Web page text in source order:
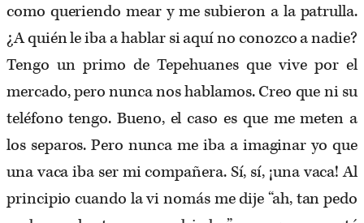
como queriendo mear y me subieron a la patrulla.
¿A quién le iba a hablar si aquí no conozco a nadie?
Tengo un primo de Tepehuanes que vive por el
mercado, pero nunca nos hablamos. Creo que ni su
teléfono tengo. Bueno, el caso es que me meten a
los separos. Pero nunca me iba a imaginar yo que
una vaca iba ser mi compañera. Sí, sí, ¡una vaca! Al
principio cuando la vi nomás me dije “ah, tan pedo